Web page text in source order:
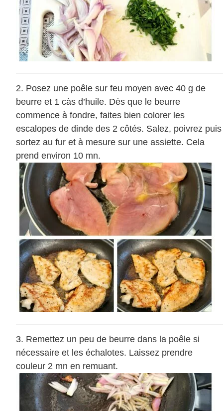
Posez une poêle sur feu moyen avec 40 g de
beurre et 1 càs d’huile. Dès que le beurre
commence à fondre, faites bien colorer les
escalopes de dinde des 2 côtés. Salez, poivrez puis
sortez au fur et à mesure sur une assiette. Cela
prend environ 10 mn.
Remettez un peu de beurre dans la poêle si
nécessaire et les échalotes. Laissez prendre
couleur 2 mn en remuant.